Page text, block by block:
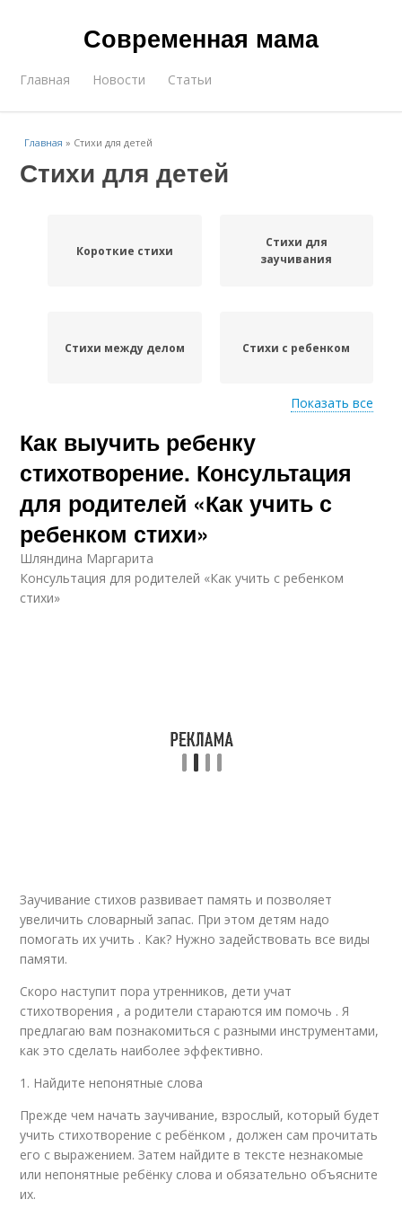
Современная мама
Главная Новости Статьи
Главная » Стихи для детей
Стихи для детей
Короткие стихи
Стихи для
заучивания
Стихи между делом Стихи с ребенком
Стихи для ребенка Учитель в стихах
Детские стихи
Стихи про природу
Красивые стихи Стихи для учителя
Знания в стихах Стишки для детей
Показать все
Как выучить ребенку
стихотворение. Консультация
для родителей «Как учить с
ребенком стихи»
Шляндина Маргарита
Консультация для родителей «Как учить с ребенком
стихи»
Заучивание стихов развивает память и позволяет
увеличить словарный запас. При этом детям надо
помогать их учить . Как? Нужно задействовать все виды
памяти.
Скоро наступит пора утренников, дети учат
стихотворения , а родители стараются им помочь . Я
предлагаю вам познакомиться с разными инструментами,
как это сделать наиболее эффективно.
1. Найдите непонятные слова
Прежде чем начать заучивание, взрослый, который будет
учить стихотворение с ребёнком , должен сам прочитать
его с выражением. Затем найдите в тексте незнакомые
или непонятные ребёнку слова и обязательно объясните
их.